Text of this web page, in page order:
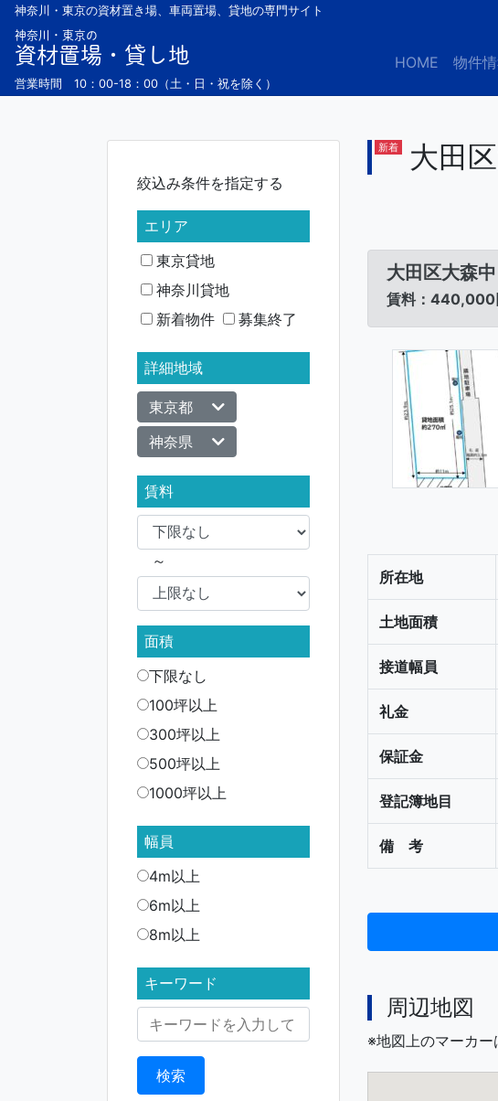
Skip
content
神奈川・東京の資材置き場、車両置場、貸地の専門サイト
神奈川・東京の
資材置場・貸し地
営業時間 10：00-18：00（土・日・祝を除く）
HOME 物件
新着 大田
大田区大森
賃料：440,000
所在地
土地面積
接道幅員
礼金
保証金
登記簿地目
備 考
周辺地図
※地図上のマーカ
絞込み条件を指定する
エリア
東京貸地
神奈川貸地
新着物件
募集終了
詳細地域
東京都
神奈県
賃料
～
面積
下限なし
100坪以上
300坪以上
500坪以上
1000坪以上
幅員
4m以上
6m以上
8m以上
キーワード